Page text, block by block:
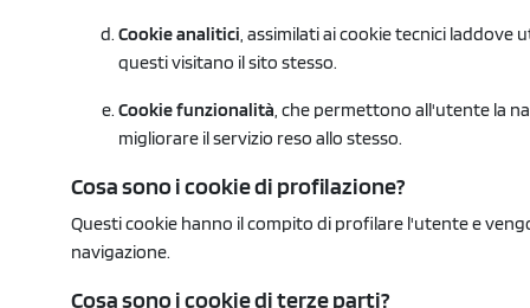
Cookie analitici , assimilati ai cookie tecnici
questi visitano il sito stesso.
Cookie funzionalità , che permettono all'utente la
migliorare il servizio reso allo stesso.
Cosa sono i cookie di profilazione?
Questi cookie hanno il compito di profilare l'utente e
navigazione.
Cosa sono i cookie di terze parti?